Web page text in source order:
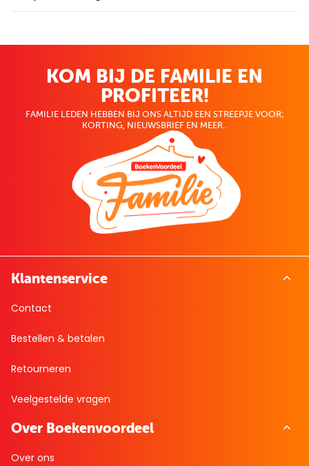
KOM BIJ DE FAMILIE EN
PROFITEER!
FAMILIE LEDEN HEBBEN BIJ ONS ALTIJD EEN STREEPJE VOOR;
KORTING, NIEUWSBRIEF EN MEER..
Klantenservice
Contact
Bestellen & betalen
Retourneren
Veelgestelde vragen
Over Boekenvoordeel
Over ons